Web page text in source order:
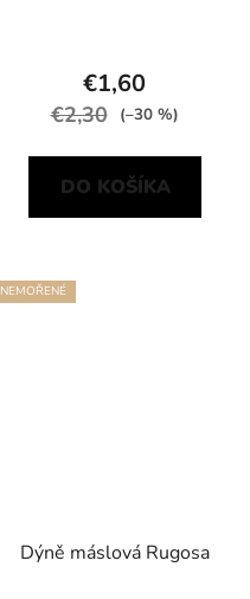
€1,60
€2,30 (–30 %)
DO KOŠÍKA
NEMOŘENÉ
Dýně máslová Rugosa